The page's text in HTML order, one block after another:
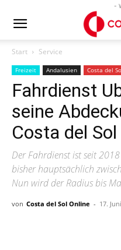
-
Start Service
Freizeit Andalusien Costa del
Fahrdienst
seine
Costa del Sol
Der Fahrdienst ist seit
bisher hauptsächlich
Nun wird der Radius bis
von Costa del Sol Online - 17.